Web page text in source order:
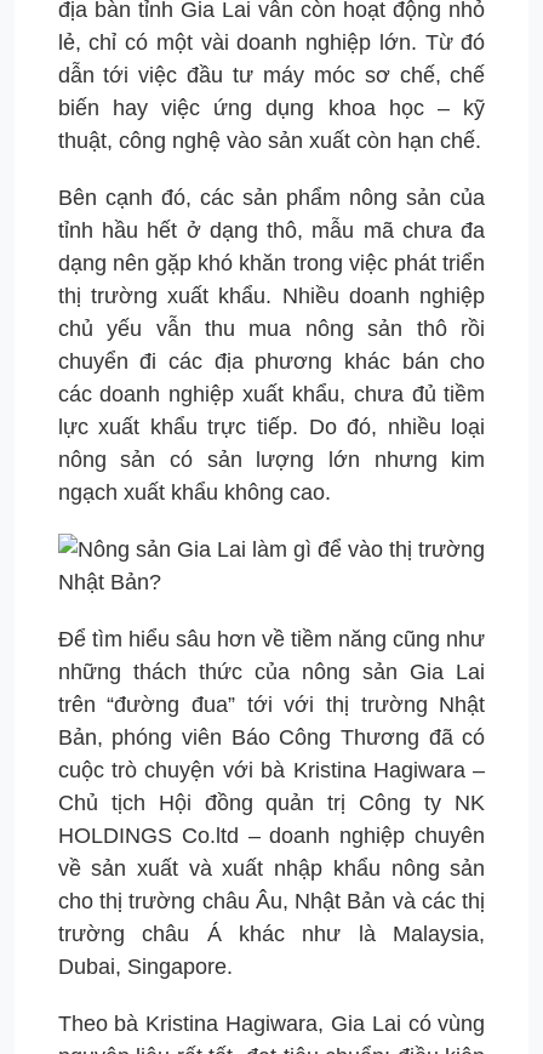
địa bàn tỉnh Gia Lai vẫn còn hoạt động nhỏ
lẻ, chỉ có một vài doanh nghiệp lớn. Từ đó
dẫn tới việc đầu tư máy móc sơ chế, chế
biến hay việc ứng dụng khoa học – kỹ
thuật, công nghệ vào sản xuất còn hạn chế.
Bên cạnh đó, các sản phẩm nông sản của
tỉnh hầu hết ở dạng thô, mẫu mã chưa đa
dạng nên gặp khó khăn trong việc phát triển
thị trường xuất khẩu. Nhiều doanh nghiệp
chủ yếu vẫn thu mua nông sản thô rồi
chuyển đi các địa phương khác bán cho
các doanh nghiệp xuất khẩu, chưa đủ tiềm
lực xuất khẩu trực tiếp. Do đó, nhiều loại
nông sản có sản lượng lớn nhưng kim
ngạch xuất khẩu không cao.
Để tìm hiểu sâu hơn về tiềm năng cũng như
những thách thức của nông sản Gia Lai
trên “đường đua” tới với thị trường Nhật
Bản, phóng viên Báo Công Thương đã có
cuộc trò chuyện với bà Kristina Hagiwara –
Chủ tịch Hội đồng quản trị Công ty NK
HOLDINGS Co.ltd – doanh nghiệp chuyên
về sản xuất và xuất nhập khẩu nông sản
cho thị trường châu Âu, Nhật Bản và các thị
trường châu Á khác như là Malaysia,
Dubai, Singapore.
Theo bà Kristina Hagiwara, Gia Lai có vùng